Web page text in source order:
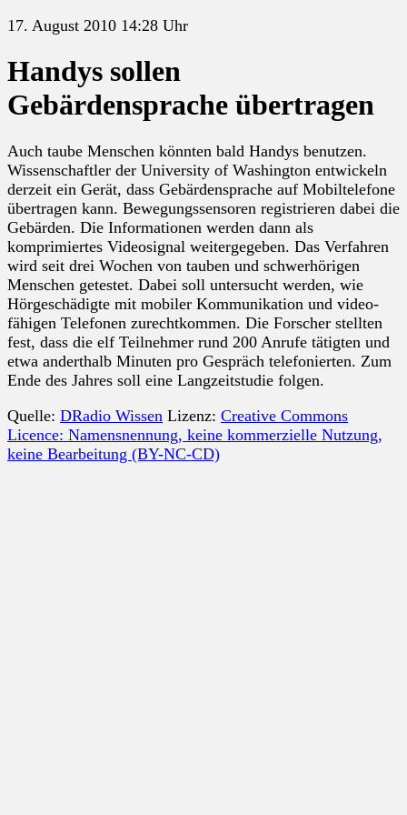
17. August 2010 14:28 Uhr
Handys sollen
Gebärdensprache übertragen
Auch taube Menschen könnten bald Handys benutzen.
Wissenschaftler der University of Washington entwickeln
derzeit ein Gerät, dass Gebärdensprache auf Mobiltelefone
übertragen kann. Bewegungssensoren registrieren dabei die
Gebärden. Die Informationen werden dann als
komprimiertes Videosignal weitergegeben. Das Verfahren
wird seit drei Wochen von tauben und schwerhörigen
Menschen getestet. Dabei soll untersucht werden, wie
Hörgeschädigte mit mobiler Kommunikation und video-
fähigen Telefonen zurechtkommen. Die Forscher stellten
fest, dass die elf Teilnehmer rund 200 Anrufe tätigten und
etwa anderthalb Minuten pro Gespräch telefonierten. Zum
Ende des Jahres soll eine Langzeitstudie folgen.
Quelle: DRadio Wissen Lizenz: Creative Commons
Licence: Namensnennung, keine kommerzielle Nutzung,
keine Bearbeitung (BY-NC-CD)